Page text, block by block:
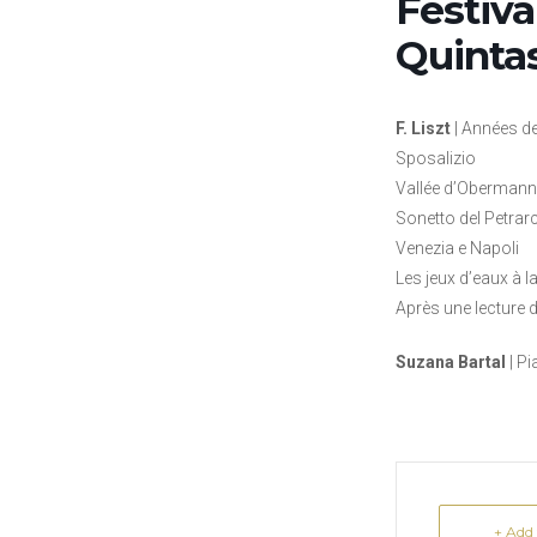
F. Liszt | Années
Sposalizio
Vallée d’Obermann
Sonetto del
Venezia e Napoli
Les jeux d’eaux à
Après une lecture
Suzana Bartal |
+